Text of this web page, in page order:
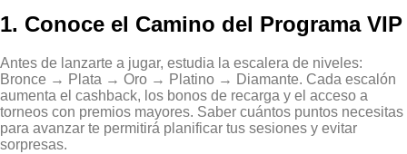
1. Conoce el Camino del Programa VIP
Antes de lanzarte a jugar, estudia la escalera de niveles:
Bronce → Plata → Oro → Platino → Diamante. Cada escalón
aumenta el cashback, los bonos de recarga y el acceso a
torneos con premios mayores. Saber cuántos puntos necesitas
para avanzar te permitirá planificar tus sesiones y evitar
sorpresas.